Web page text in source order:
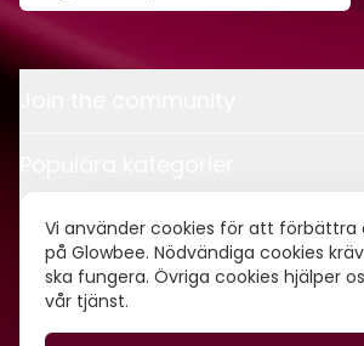
Vi använder cookies för att förbättra
på Glowbee. Nödvändiga cookies
ska fungera. Övriga cookies hjälper
vår tjänst.
Kontakt
Om oss